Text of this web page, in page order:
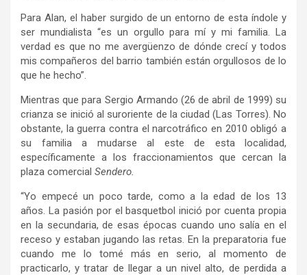
Para Alan, el haber surgido de un entorno de esta índole y
ser mundialista “es un orgullo para mí y mi familia. La
verdad es que no me avergüenzo de dónde crecí y todos
mis compañeros del barrio también están orgullosos de lo
que he hecho”.
Mientras que para Sergio Armando (26 de abril de 1999) su
crianza se inició al suroriente de la ciudad (Las Torres). No
obstante, la guerra contra el narcotráfico en 2010 obligó a
su familia a mudarse al este de esta localidad,
específicamente a los fraccionamientos que cercan la
plaza comercial Sendero.
“Yo empecé un poco tarde, como a la edad de los 13
años. La pasión por el basquetbol inició por cuenta propia
en la secundaria, de esas épocas cuando uno salía en el
receso y estaban jugando las retas. En la preparatoria fue
cuando me lo tomé más en serio, al momento de
practicarlo, y tratar de llegar a un nivel alto, de perdida a